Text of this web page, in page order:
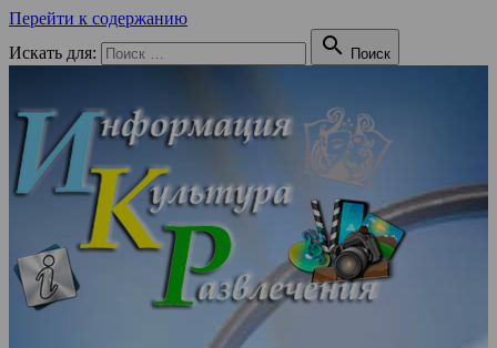
Перейти к содержанию
Искать для:
 Поиск